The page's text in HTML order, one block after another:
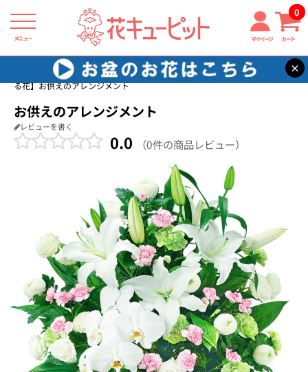
メニュー マイページ カート
0
×
花キューピット 四十九日法要以降に贈る花
【四十九日法要以降に贈
る花】お供えのアレンジメント
お供えのアレンジメント
レビューを書く
0.0 （0件の商品レビュー）